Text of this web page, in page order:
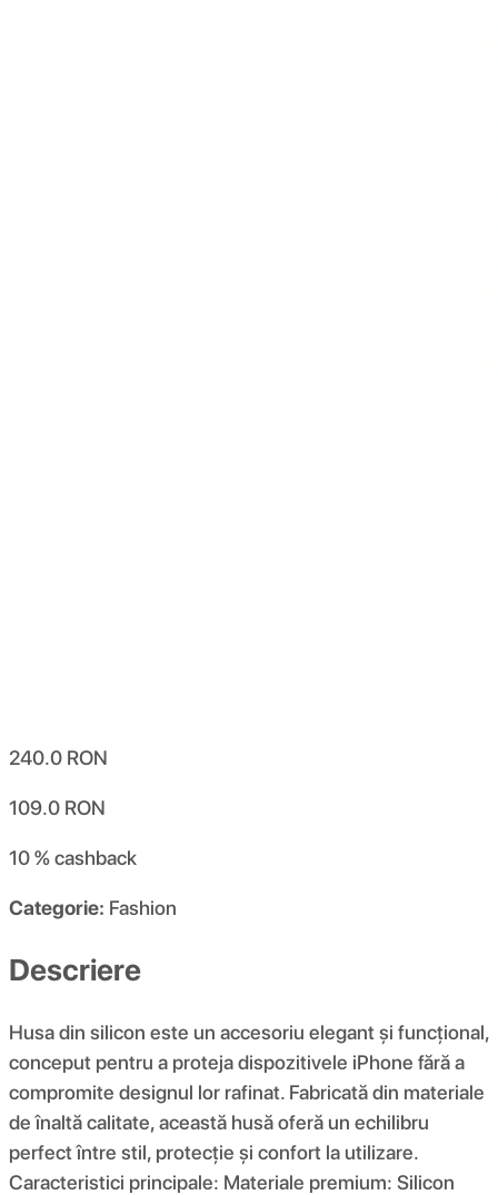
240.0 RON
109.0 RON
10 %cashback
Categorie: Fashion
Descriere
Husa din silicon este un accesoriu elegant și funcțional,
conceput pentru a proteja dispozitivele iPhone fără a
compromite designul lor rafinat. Fabricată din materiale
de înaltă calitate, această husă oferă un echilibru
perfect între stil, protecție și confort la utilizare.
Caracteristici principale: Materiale premium: Silicon